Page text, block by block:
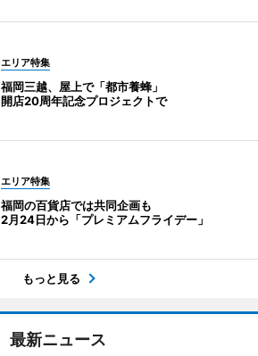
エリア特集
福岡三越、屋上で「都市養蜂」
開店20周年記念プロジェクトで
エリア特集
福岡の百貨店では共同企画も
2月24日から「プレミアムフライデー」
もっと見る
最新ニュース